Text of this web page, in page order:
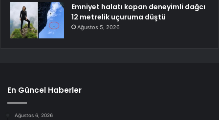
Emniyet halatı kopan deneyimli dağcı
12 metrelik uçuruma düştü
Ağustos 5, 2026
En Güncel Haberler
Ağustos 6, 2026